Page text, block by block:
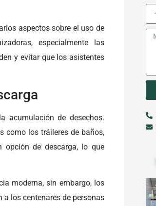
aspectos sobre el uso de
especialmente las
y evitar que los asistentes
acumulación de desechos.
como los tráileres de baños,
opción de descarga, lo que
moderna, sin embargo, los
los centenares de personas